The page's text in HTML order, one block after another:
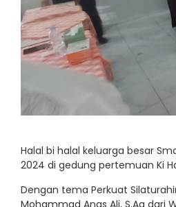
Halal bi halal keluarga besar
2024 di gedung pertemuan Ki
Dengan tema Perkuat